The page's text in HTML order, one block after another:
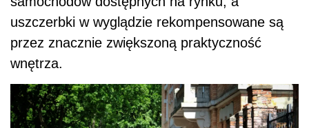
uszczerbki w wyglądzie rekompensowane są
przez znacznie zwiększoną praktyczność
wnętrza.